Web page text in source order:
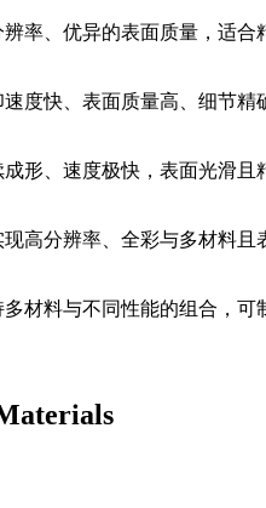
辨率、优异的表面质量，适合
速度快、表面质量高、细节精
形、速度极快，表面光滑且
现高分辨率、全彩与多材料且
多材料与不同性能的组合，可